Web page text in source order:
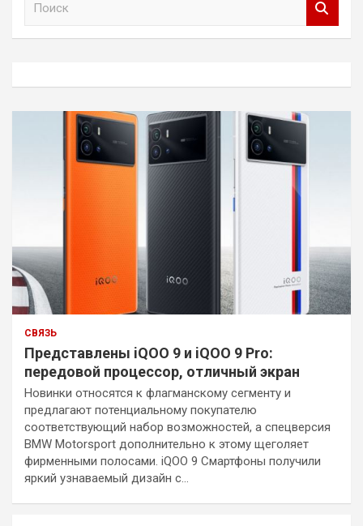
СВЯЗЬ
Представлены iQOO 9 и iQOO 9 Pro:
передовой процессор, отличный экран
Новинки относятся к флагманскому сегменту и
предлагают потенциальному покупателю
соответствующий набор возможностей, а спецверсия
BMW Motorsport дополнительно к этому щеголяет
фирменными полосами. iQOO 9 Смартфоны получили
яркий узнаваемый дизайн с…